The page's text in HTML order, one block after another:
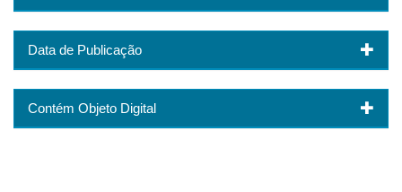
Data de Publicação
Contém Objeto Digital